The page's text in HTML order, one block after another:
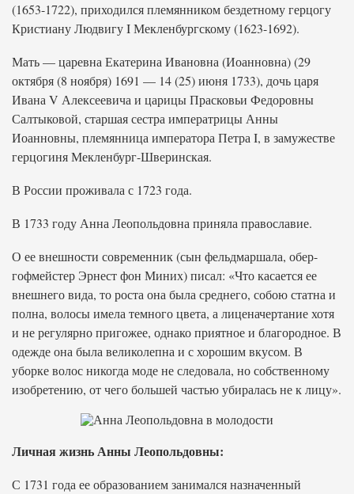
(1653-1722), приходился племянником бездетному герцогу
Кристиану Людвигу I Мекленбургскому (1623-1692).
Мать — царевна Екатерина Ивановна (Иоанновна) (29
октября (8 ноября) 1691 — 14 (25) июня 1733), дочь царя
Ивана V Алексеевича и царицы Прасковьи Федоровны
Салтыковой, старшая сестра императрицы Анны
Иоанновны, племянница императора Петра I, в замужестве
герцогиня Мекленбург-Шверинская.
В России проживала с 1723 года.
В 1733 году Анна Леопольдовна приняла православие.
О ее внешности современник (сын фельдмаршала, обер-
гофмейстер Эрнест фон Миних) писал: «Что касается ее
внешнего вида, то роста она была среднего, собою статна и
полна, волосы имела темного цвета, а лиценачертание хотя
и не регулярно пригожее, однако приятное и благородное. В
одежде она была великолепна и с хорошим вкусом. В
уборке волос никогда моде не следовала, но собственному
изобретению, от чего большей частью убиралась не к лицу».
Личная жизнь Анны Леопольдовны:
С 1731 года ее образованием занимался назначенный